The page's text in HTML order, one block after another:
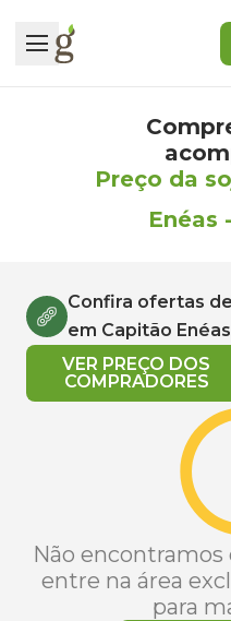
Preço da
Enéas -
Confira ofertas
em Capitão Enéas
VER PREÇO DOS
COMPRADORES
Não encontramos
entre na área
para